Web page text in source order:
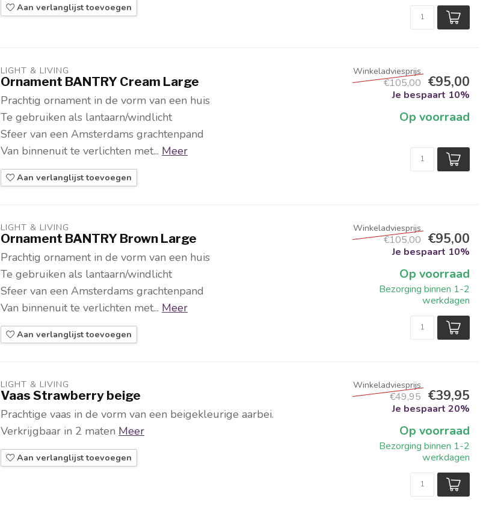
Aan verlanglijst toevoegen
LIGHT & LIVING
Ornament BANTRY Cream Large
Prachtig ornament in de vorm van een huis
Te gebruiken als lantaarn/windlicht
Sfeer van een Amsterdams grachtenpand
Van binnenuit te verlichten met... Meer
Aan verlanglijst toevoegen
€105,00 €95,00
Je bespaart 10%
Op voorraad
LIGHT & LIVING
Ornament BANTRY Brown Large
Prachtig ornament in de vorm van een huis
Te gebruiken als lantaarn/windlicht
Sfeer van een Amsterdams grachtenpand
Van binnenuit te verlichten met... Meer
Aan verlanglijst toevoegen
€105,00 €95,00
Je bespaart 10%
Op voorraad
Bezorging binnen 1-2
werkdagen
LIGHT & LIVING
Vaas Strawberry beige
Prachtige vaas in de vorm van een beigekleurige aarbei.
Verkrijgbaar in 2 maten Meer
Aan verlanglijst toevoegen
€49,95 €39,95
Je bespaart 20%
Op voorraad
Bezorging binnen 1-2
werkdagen